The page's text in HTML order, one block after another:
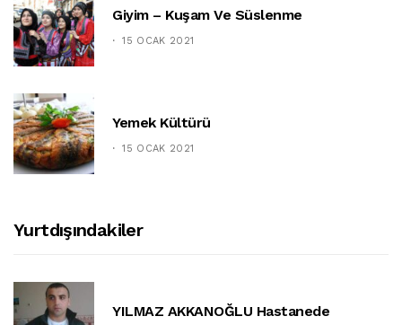
Giyim – Kuşam Ve Süslenme
15 OCAK 2021
Yemek Kültürü
15 OCAK 2021
Yurtdışındakiler
YILMAZ AKKANOĞLU Hastanede